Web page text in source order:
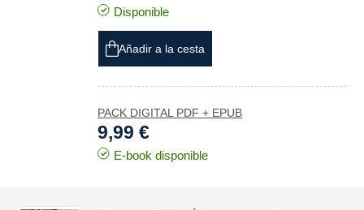
Disponible
Añadir a la cesta
PACK DIGITAL PDF + EPUB
9,99 €
E-book disponible